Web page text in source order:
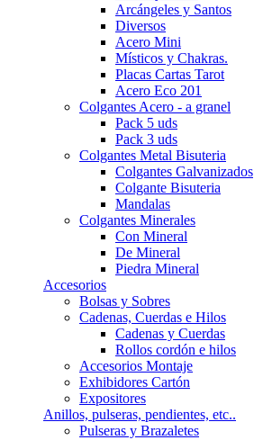
Arcángeles y Santos
Diversos
Acero Mini
Místicos y Chakras.
Placas Cartas Tarot
Acero Eco 201
Colgantes Acero - a granel
Pack 5 uds
Pack 3 uds
Colgantes Metal Bisuteria
Colgantes Galvanizados
Colgante Bisuteria
Mandalas
Colgantes Minerales
Con Mineral
De Mineral
Piedra Mineral
Accesorios
Bolsas y Sobres
Cadenas, Cuerdas e Hilos
Cadenas y Cuerdas
Rollos cordón e hilos
Accesorios Montaje
Exhibidores Cartón
Expositores
Anillos, pulseras, pendientes, etc..
Pulseras y Brazaletes